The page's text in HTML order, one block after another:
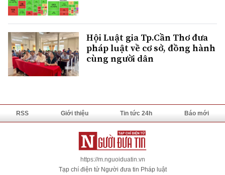
Hội Luật gia Tp.Cần Thơ đưa
pháp luật về cơ sở, đồng hành
cùng người dân
RSS Giới thiệu Tin tức 24h Báo mới
https://m.nguoiduatin.vn
Tạp chí điện tử Người đưa tin Pháp luật